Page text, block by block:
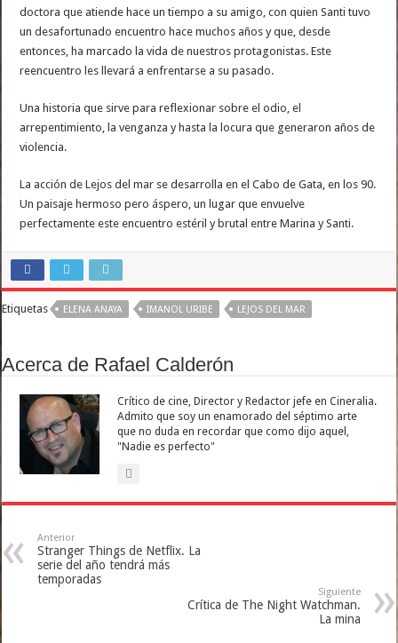
doctora que atiende hace un tiempo a su amigo, con quien Santi tuvo
un desafortunado encuentro hace muchos años y que, desde
entonces, ha marcado la vida de nuestros protagonistas. Este
reencuentro les llevará a enfrentarse a su pasado.
Una historia que sirve para reflexionar sobre el odio, el
arrepentimiento, la venganza y hasta la locura que generaron años de
violencia.
La acción de Lejos del mar se desarrolla en el Cabo de Gata, en los 90.
Un paisaje hermoso pero áspero, un lugar que envuelve
perfectamente este encuentro estéril y brutal entre Marina y Santi.
Etiquetas ELENA ANAYA IMANOL URIBE LEJOS DEL MAR
Acerca de Rafael Calderón
Crítico de cine, Director y Redactor jefe en Cineralia.
Admito que soy un enamorado del séptimo arte
que no duda en recordar que como dijo aquel,
"Nadie es perfecto"
Anterior
Stranger Things de Netflix. La
serie del año tendrá más
temporadas
Siguiente
Crítica de The Night Watchman.
La mina